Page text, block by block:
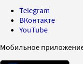
Telegram
ВКонтакте
YouTube
Мобильное